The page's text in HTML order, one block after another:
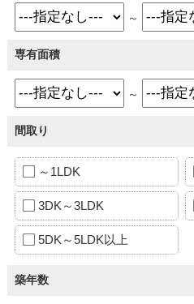
～
専有面積
～
間取り
～1LDK
3DK～3LDK
5DK～5LDK以上
築年数